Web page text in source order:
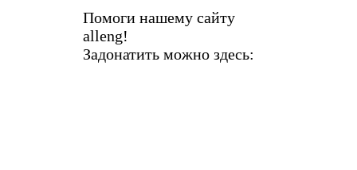
Помоги нашему сайту
alleng!
Задонатить можно здесь: